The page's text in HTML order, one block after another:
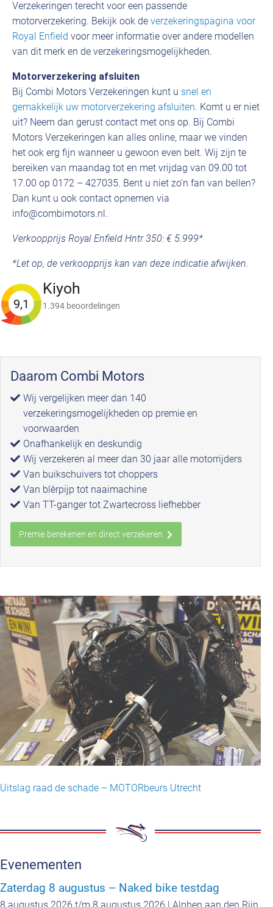
Verzekeringen terecht voor een passende
motorverzekering. Bekijk ook de verzekeringspagina voor
Royal Enfield voor meer informatie over andere modellen
van dit merk en de verzekeringsmogelijkheden.
Motorverzekering afsluiten
Bij Combi Motors Verzekeringen kunt u snel en
gemakkelijk uw motorverzekering afsluiten. Komt u er niet
uit? Neem dan gerust contact met ons op. Bij Combi
Motors Verzekeringen kan alles online, maar we vinden
het ook erg fijn wanneer u gewoon even belt. Wij zijn te
bereiken van maandag tot en met vrijdag van 09.00 tot
17.00 op 0172 – 427035. Bent u niet zo’n fan van bellen?
Dan kunt u ook contact opnemen via
info@combimotors.nl.
Verkoopprijs Royal Enfield Hntr 350: € 5.999*
*Let op, de verkoopprijs kan van deze indicatie afwijken.
9,1
Kiyoh
1.394 beoordelingen
Daarom Combi Motors
Wij vergelijken meer dan 140
verzekeringsmogelijkheden op premie en
voorwaarden
Onafhankelijk en deskundig
Wij verzekeren al meer dan 30 jaar alle motorrijders
Van buikschuivers tot choppers
Van blèrpijp tot naaimachine
Van TT-ganger tot Zwartecross liefhebber
Premie berekenen en direct verzekeren
Uitslag raad de schade – MOTORbeurs Utrecht
Evenementen
Zaterdag 8 augustus – Naked bike testdag
8 augustus 2026 t/m 8 augustus 2026 | Alphen aan den Rijn